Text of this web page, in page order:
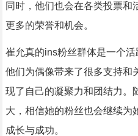
同时，他们也会在各类投票和
更多的荣誉和机会。
崔允真的ins粉丝群体是一个活
他们为偶像带来了很多支持和
现了自己的凝聚力和团结力。
大，相信她的粉丝也会继续为
成长与成功。